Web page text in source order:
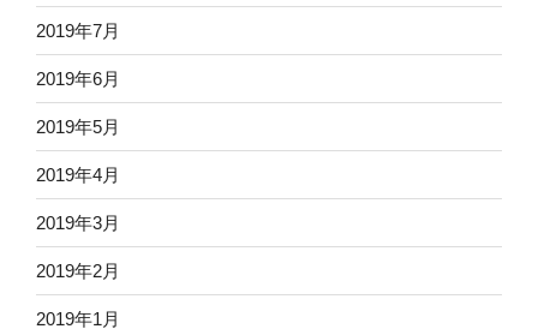
2019年7月
2019年6月
2019年5月
2019年4月
2019年3月
2019年2月
2019年1月